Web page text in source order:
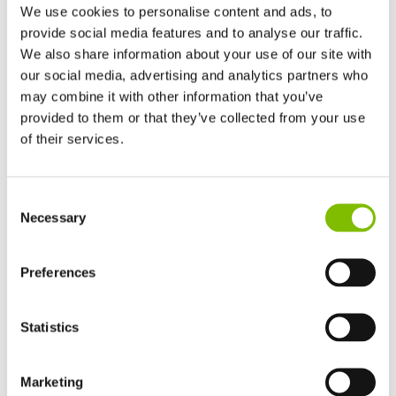
We use cookies to personalise content and ads, to
provide social media features and to analyse our traffic.
We also share information about your use of our site with
our social media, advertising and analytics partners who
may combine it with other information that you’ve
provided to them or that they’ve collected from your use
of their services.
Selection
Necessary
Preferences
Statistics
Marketing
Middle East Awards 2026, en reconocimiento a sus
prestaciones, seguridad y eficiencia.
LEER MÁS
19.06.26
Estados Unidos
Francia
Deutsch
Español